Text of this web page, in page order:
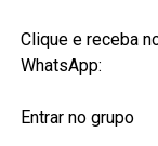
Clique e receba
WhatsApp:
Entrar no grupo